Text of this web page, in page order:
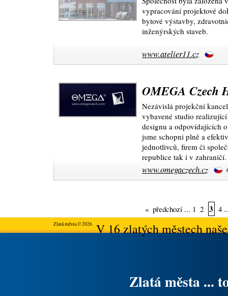
vypracování projektové
bytové výstavby,
inženýrských staveb.
www.atelier11.cz
OMEGA Czech
Nezávislá projekční
vybavené studio
designu a odpovídajících
jsme schopni plně a
jednotlivců, firem či
republice tak i v zahraničí.
www.omegaczech.cz
« předchozí ... 1 2 3 4
Zlatá města © 2026V 16 zlatých městech
Zlatá města ...